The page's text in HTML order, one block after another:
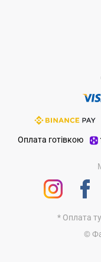
Оплата готівкою
* Оплата
©